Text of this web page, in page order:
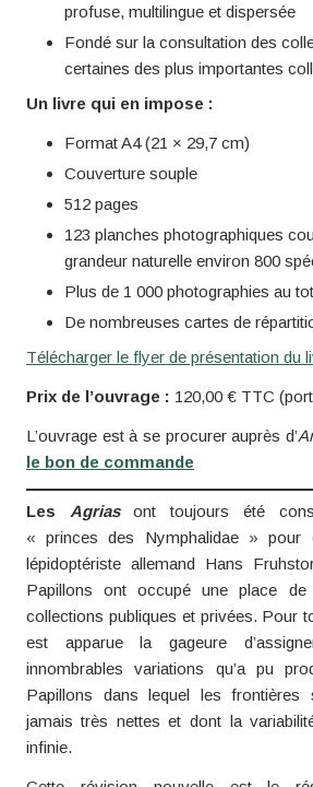
profuse, multilingue et dispersée
Fondé sur la consultation des
certaines des plus importantes
Un livre qui en impose :
Format A4 (21 × 29,7 cm)
Couverture souple
512 pages
123 planches photographiques
grandeur naturelle environ 800
Plus de 1 000 photographies au
De nombreuses cartes de
Télécharger le flyer de présentation du
Prix de l’ouvrage : 120,00 € TTC
L’ouvrage est à se procurer auprès d’
le bon de commande
Les Agriasont toujours été
« princes des Nymphalidae » pour
lépidoptériste allemand Hans
Papillons ont occupé une place
collections publiques et privées. Pour
est apparue la gageure
innombrables variations qu’a pu
Papillons dans lequel les frontières
jamais très nettes et dont la
infinie.